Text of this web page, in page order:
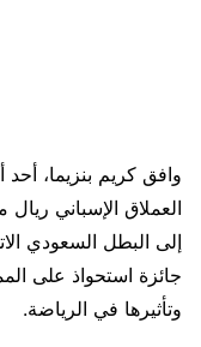
وافق كريم بنزيما،
العملاق الإسباني
جائزة استحواذ على
وتأثيرها في الرياضة.